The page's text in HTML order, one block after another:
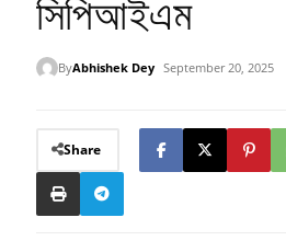
সিপিআইএম
ByAbhishek Dey September 20, 2025
Share